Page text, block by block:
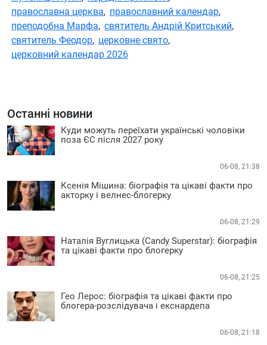
православна церква, православний календар,
преподобна Марфа, святитель Андрій Критський,
святитель Феодор, церковне свято,
церковний календар 2026
Останні новини
Куди можуть переїхати українські чоловіки
поза ЄС після 2027 року
06-08, 21:38
Ксенія Мішина: біографія та цікаві факти про
акторку і велнес-блогерку
06-08, 21:29
Наталія Вуглицька (Candy Superstar): біографія
та цікаві факти про блогерку
06-08, 21:25
Гео Лерос: біографія та цікаві факти про
блогера-розслідувача і екснардепа
06-08, 21:18